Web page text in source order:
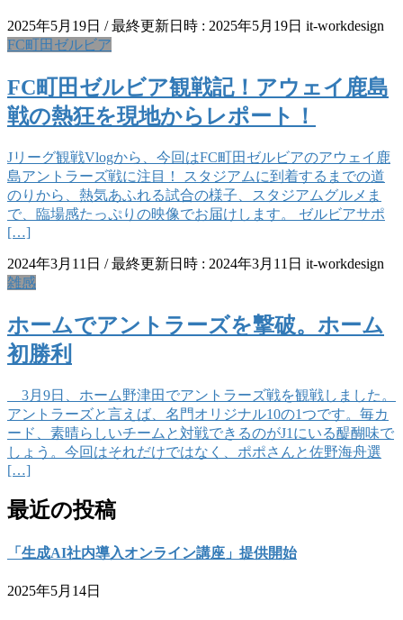
2025年5月19日 / 最終更新日時 : 2025年5月19日 it-workdesign
FC町田ゼルビア
FC町田ゼルビア観戦記！アウェイ鹿島
戦の熱狂を現地からレポート！
Jリーグ観戦Vlogから、今回はFC町田ゼルビアのアウェイ鹿
島アントラーズ戦に注目！ スタジアムに到着するまでの道
のりから、熱気あふれる試合の様子、スタジアムグルメま
で、臨場感たっぷりの映像でお届けします。 ゼルビアサポ
[…]
2024年3月11日 / 最終更新日時 : 2024年3月11日 it-workdesign
雑感
ホームでアントラーズを撃破。ホーム
初勝利
3月9日、ホーム野津田でアントラーズ戦を観戦しました。
アントラーズと言えば、名門オリジナル10の1つです。毎カ
ード、素晴らしいチームと対戦できるのがJ1にいる醍醐味で
しょう。今回はそれだけではなく、ポポさんと佐野海舟選
[…]
最近の投稿
「生成AI社内導入オンライン講座」提供開始
2025年5月14日